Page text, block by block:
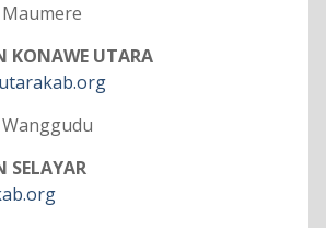
KONAWE UTARA
SELAYAR